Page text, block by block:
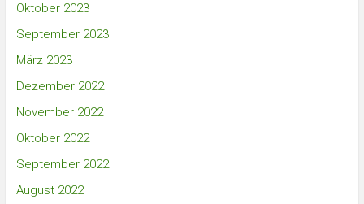
Oktober 2023
September 2023
März 2023
Dezember 2022
November 2022
Oktober 2022
September 2022
August 2022